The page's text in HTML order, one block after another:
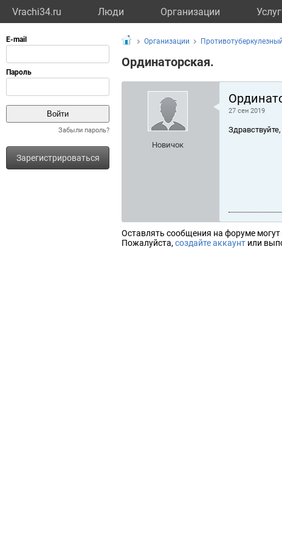
Vrachi34.ru Люди Организации
Забыли пароль?
Зарегистрироваться
Организации
Ординаторская.
Новичок
27 сен 2019
Оставлять сообщения на форуме
Пожалуйста, создайте аккаунт или